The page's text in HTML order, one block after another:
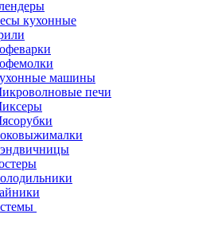
кухонные
машины
печи